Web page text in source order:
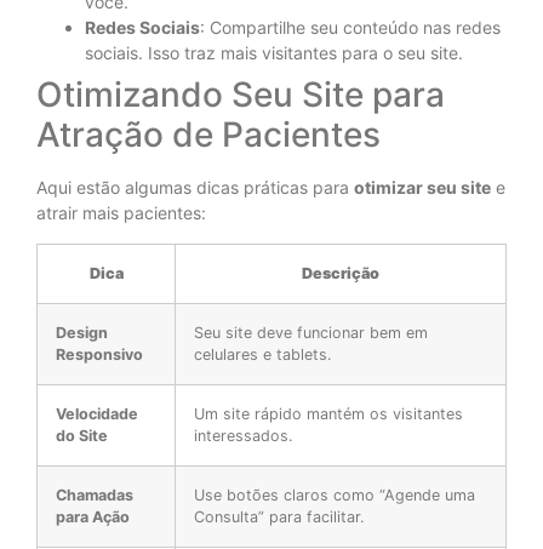
Redes Sociais: Compartilhe seu conteúdo nas redes
sociais. Isso traz mais visitantes para o seu site.
Otimizando Seu Site para
Atração de Pacientes
Aqui estão algumas dicas práticas para otimizar seu site e
atrair mais pacientes:
Dica Descrição
Design
Responsivo
Seu site deve funcionar bem em
celulares e tablets.
Velocidade
do Site
Um site rápido mantém os visitantes
interessados.
Chamadas
para Ação
Use botões claros como “Agende uma
Consulta” para facilitar.